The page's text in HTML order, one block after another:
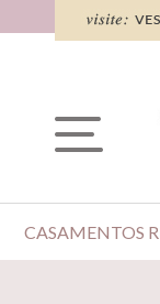
CASAMENTOS